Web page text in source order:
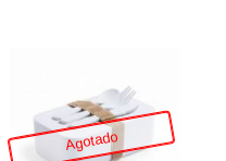
Agotado